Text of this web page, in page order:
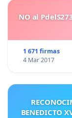
NO al
1 671 firmas
4 Mar 2017
BENEDICTO